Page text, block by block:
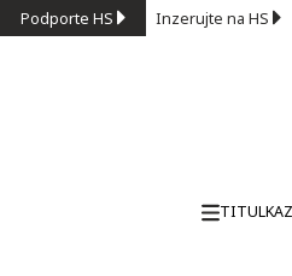
Podporte HS Inzerujte na HS
TITULKA